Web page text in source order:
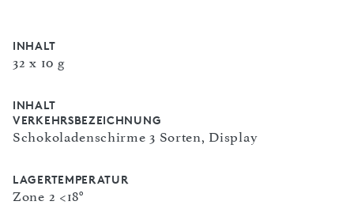
INHALT
32 x 10 g
INHALT
VERKEHRSBEZEICHNUNG
Schokoladenschirme 3 Sorten, Display
LAGERTEMPERATUR
Zone 2 <18°